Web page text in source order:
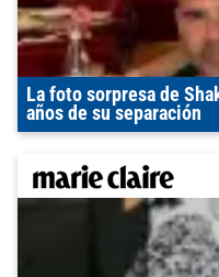
La foto sorpresa de
años de su separación